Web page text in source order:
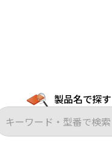
製品名で探す